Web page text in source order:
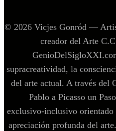
© 2026 Vicjes Gonród —
creador del Arte
supracreatividad, la
del arte actual. A través del
Pablo a Picasso un
exclusivo‑inclusivo
apreciación profunda del